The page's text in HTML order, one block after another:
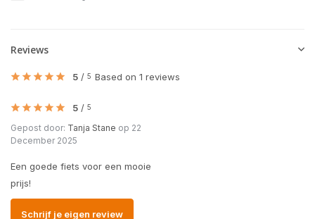
Reviews
5 / 5 Based on 1 reviews
5 / 5
Gepost door: Tanja Stane op 22
December 2025
Een goede fiets voor een mooie
prijs!
Schrijf je eigen review